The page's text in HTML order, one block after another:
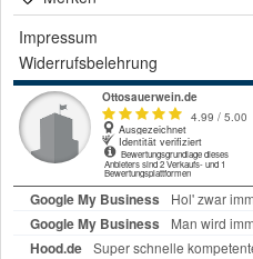
Impressum
Widerrufsbelehrung